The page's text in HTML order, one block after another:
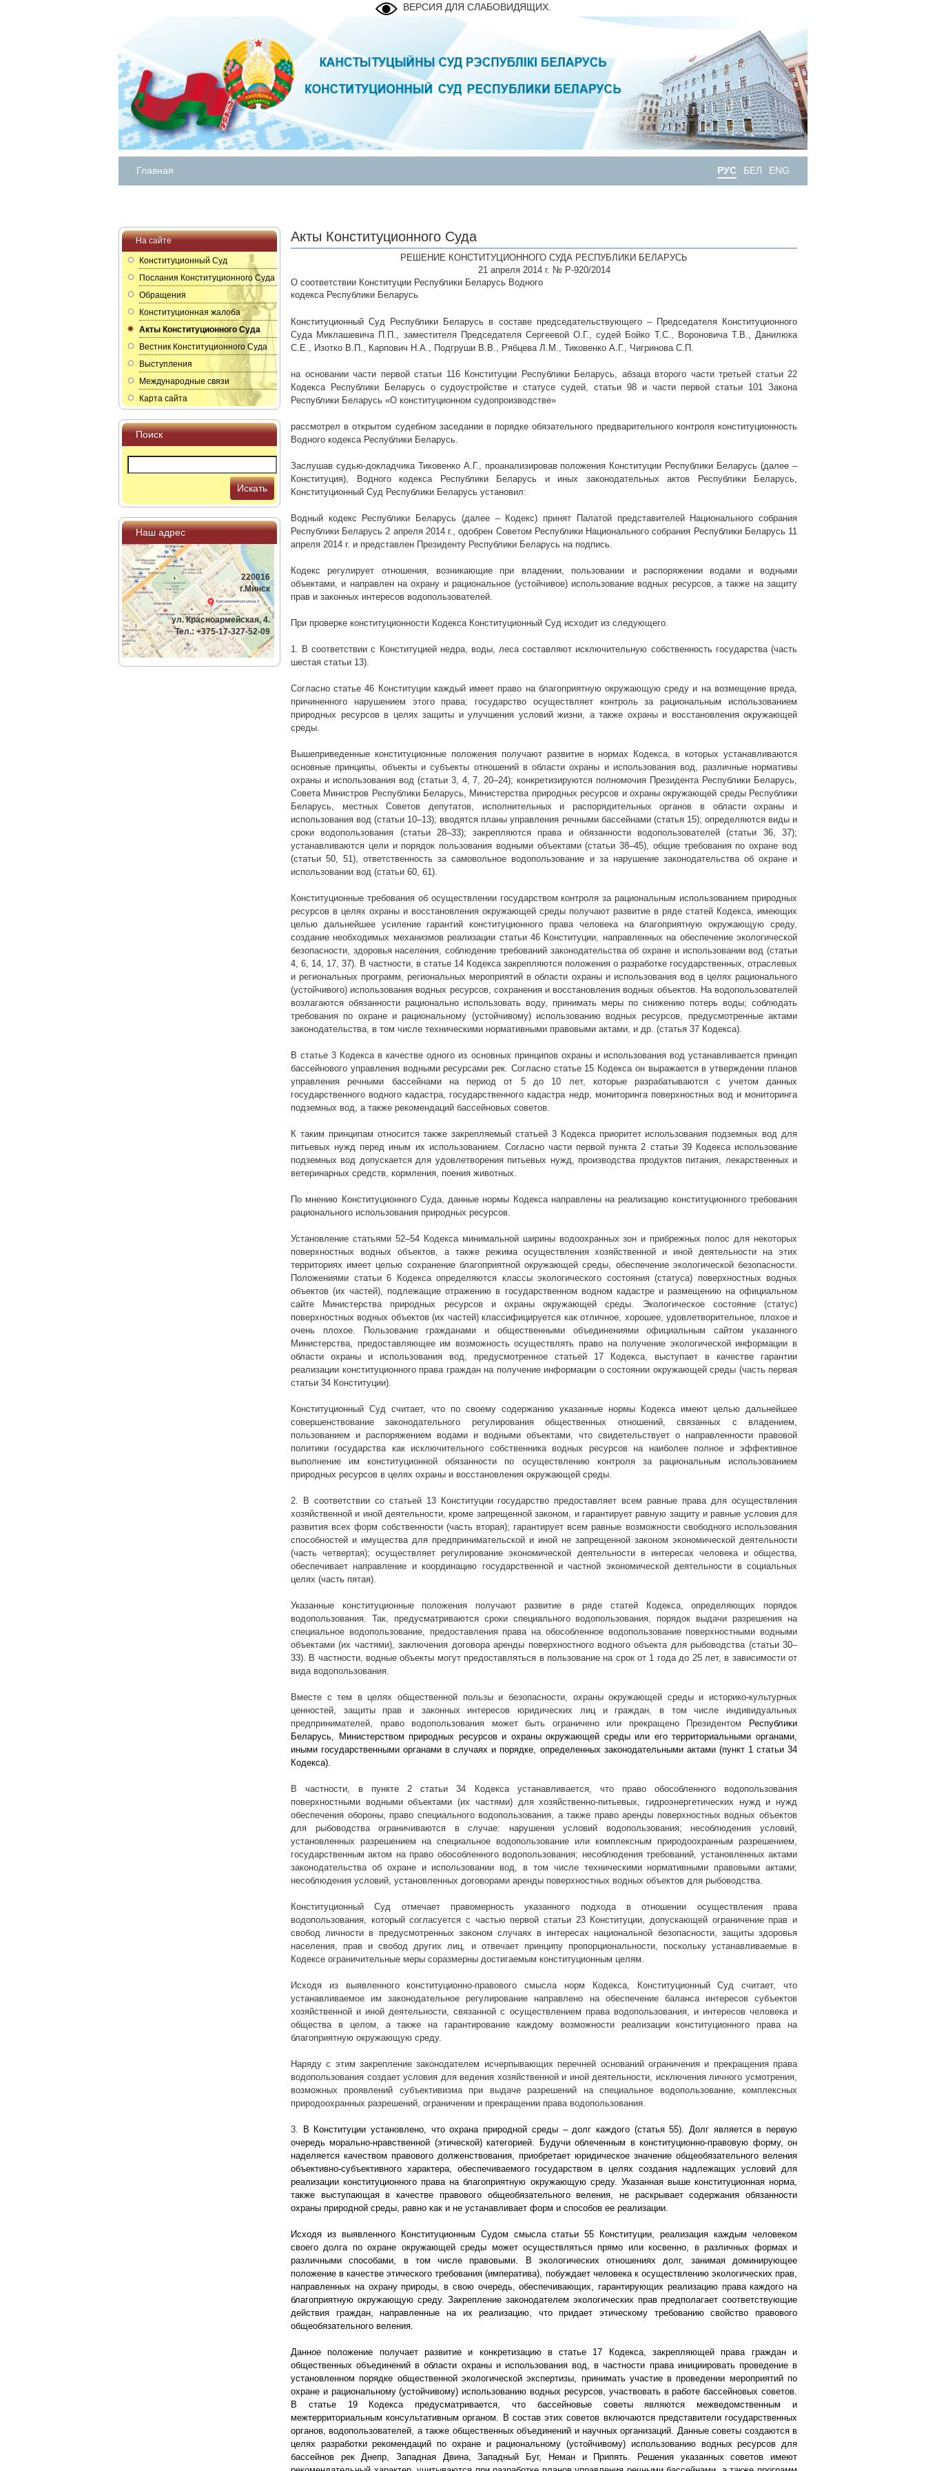
ВЕРСИЯ ДЛЯ СЛАБОВИДЯЩИХ.
Главная РУС БЕЛ ENG
На сайте
Конституционный Суд
Послания Конституционного Суда
Обращения
Конституционная жалоба
Акты Конституционного Суда
Вестник Конституционного Суда
Выступления
Международные связи
Карта сайта
Поиск
Искать
Наш адрес
220016
г.Минск
ул. Красноармейская, 4.
Тел.: +375-17-327-52-09
Акты Конституционного Суда
РЕШЕНИЕ КОНСТИТУЦИОННОГО СУДА РЕСПУБЛИКИ БЕЛАРУСЬ
21 апреля 2014 г. № Р-920/2014
О соответствии Конституции Республики Беларусь Водного
кодекса Республики Беларусь
Конституционный Суд Республики Беларусь в составе председательствующего – Председателя Конституционного
Суда Миклашевича П.П., заместителя Председателя Сергеевой О.Г., судей Бойко Т.С., Вороновича Т.В., Данилюка
С.Е., Изотко В.П., Карпович Н.А., Подгруши В.В., Рябцева Л.М., Тиковенко А.Г., Чигринова С.П.
на основании части первой статьи 116 Конституции Республики Беларусь, абзаца второго части третьей статьи 22
Кодекса Республики Беларусь о судоустройстве и статусе судей, статьи 98 и части первой статьи 101 Закона
Республики Беларусь «О конституционном судопроизводстве»
рассмотрел в открытом судебном заседании в порядке обязательного предварительного контроля конституционность
Водного кодекса Республики Беларусь.
Заслушав судью-докладчика Тиковенко А.Г., проанализировав положения Конституции Республики Беларусь (далее –
Конституция), Водного кодекса Республики Беларусь и иных законодательных актов Республики Беларусь,
Конституционный Суд Республики Беларусь установил:
Водный кодекс Республики Беларусь (далее – Кодекс) принят Палатой представителей Национального собрания
Республики Беларусь 2 апреля 2014 г., одобрен Советом Республики Национального собрания Республики Беларусь 11
апреля 2014 г. и представлен Президенту Республики Беларусь на подпись.
Кодекс регулирует отношения, возникающие при владении, пользовании и распоряжении водами и водными
объектами, и направлен на охрану и рациональное (устойчивое) использование водных ресурсов, а также на защиту
прав и законных интересов водопользователей.
При проверке конституционности Кодекса Конституционный Суд исходит из следующего.
1. В соответствии с Конституцией недра, воды, леса составляют исключительную собственность государства (часть
шестая статьи 13).
Согласно статье 46 Конституции каждый имеет право на благоприятную окружающую среду и на возмещение вреда,
причиненного нарушением этого права; государство осуществляет контроль за рациональным использованием
природных ресурсов в целях защиты и улучшения условий жизни, а также охраны и восстановления окружающей
среды.
Вышеприведенные конституционные положения получают развитие в нормах Кодекса, в которых устанавливаются
основные принципы, объекты и субъекты отношений в области охраны и использования вод, различные нормативы
охраны и использования вод (статьи 3, 4, 7, 20–24); конкретизируются полномочия Президента Республики Беларусь,
Совета Министров Республики Беларусь, Министерства природных ресурсов и охраны окружающей среды Республики
Беларусь, местных Советов депутатов, исполнительных и распорядительных органов в области охраны и
использования вод (статьи 10–13); вводятся планы управления речными бассейнами (статья 15); определяются виды и
сроки водопользования (статьи 28–33); закрепляются права и обязанности водопользователей (статьи 36, 37);
устанавливаются цели и порядок пользования водными объектами (статьи 38–45), общие требования по охране вод
(статьи 50, 51), ответственность за самовольное водопользование и за нарушение законодательства об охране и
использовании вод (статьи 60, 61).
Конституционные требования об осуществлении государством контроля за рациональным использованием природных
ресурсов в целях охраны и восстановления окружающей среды получают развитие в ряде статей Кодекса, имеющих
целью дальнейшее усиление гарантий конституционного права человека на благоприятную окружающую среду,
создание необходимых механизмов реализации статьи 46 Конституции, направленных на обеспечение экологической
безопасности, здоровья населения, соблюдение требований законодательства об охране и использовании вод (статьи
4, 6, 14, 17, 37). В частности, в статье 14 Кодекса закрепляются положения о разработке государственных, отраслевых
и региональных программ, региональных мероприятий в области охраны и использования вод в целях рационального
(устойчивого) использования водных ресурсов, сохранения и восстановления водных объектов. На водопользователей
возлагаются обязанности рационально использовать воду, принимать меры по снижению потерь воды; соблюдать
требования по охране и рациональному (устойчивому) использованию водных ресурсов, предусмотренные актами
законодательства, в том числе техническими нормативными правовыми актами, и др. (статья 37 Кодекса).
В статье 3 Кодекса в качестве одного из основных принципов охраны и использования вод устанавливается принцип
бассейнового управления водными ресурсами рек. Согласно статье 15 Кодекса он выражается в утверждении планов
управления речными бассейнами на период от 5 до 10 лет, которые разрабатываются с учетом данных
государственного водного кадастра, государственного кадастра недр, мониторинга поверхностных вод и мониторинга
подземных вод, а также рекомендаций бассейновых советов.
К таким принципам относится также закрепляемый статьей 3 Кодекса приоритет использования подземных вод для
питьевых нужд перед иным их использованием. Согласно части первой пункта 2 статьи 39 Кодекса использование
подземных вод допускается для удовлетворения питьевых нужд, производства продуктов питания, лекарственных и
ветеринарных средств, кормления, поения животных.
По мнению Конституционного Суда, данные нормы Кодекса направлены на реализацию конституционного требования
рационального использования природных ресурсов.
Установление статьями 52–54 Кодекса минимальной ширины водоохранных зон и прибрежных полос для некоторых
поверхностных водных объектов, а также режима осуществления хозяйственной и иной деятельности на этих
территориях имеет целью сохранение благоприятной окружающей среды, обеспечение экологической безопасности.
Положениями статьи 6 Кодекса определяются классы экологического состояния (статуса) поверхностных водных
объектов (их частей), подлежащие отражению в государственном водном кадастре и размещению на официальном
сайте Министерства природных ресурсов и охраны окружающей среды. Экологическое состояние (статус)
поверхностных водных объектов (их частей) классифицируется как отличное, хорошее, удовлетворительное, плохое и
очень плохое. Пользование гражданами и общественными объединениями официальным сайтом указанного
Министерства, предоставляющее им возможность осуществлять право на получение экологической информации в
области охраны и использования вод, предусмотренное статьей 17 Кодекса, выступает в качестве гарантии
реализации конституционного права граждан на получение информации о состоянии окружающей среды (часть первая
статьи 34 Конституции).
Конституционный Суд считает, что по своему содержанию указанные нормы Кодекса имеют целью дальнейшее
совершенствование законодательного регулирования общественных отношений, связанных с владением,
пользованием и распоряжением водами и водными объектами, что свидетельствует о направленности правовой
политики государства как исключительного собственника водных ресурсов на наиболее полное и эффективное
выполнение им конституционной обязанности по осуществлению контроля за рациональным использованием
природных ресурсов в целях охраны и восстановления окружающей среды.
2. В соответствии со статьей 13 Конституции государство предоставляет всем равные права для осуществления
хозяйственной и иной деятельности, кроме запрещенной законом, и гарантирует равную защиту и равные условия для
развития всех форм собственности (часть вторая); гарантирует всем равные возможности свободного использования
способностей и имущества для предпринимательской и иной не запрещенной законом экономической деятельности
(часть четвертая); осуществляет регулирование экономической деятельности в интересах человека и общества,
обеспечивает направление и координацию государственной и частной экономической деятельности в социальных
целях (часть пятая).
Указанные конституционные положения получают развитие в ряде статей Кодекса, определяющих порядок
водопользования. Так, предусматриваются сроки специального водопользования, порядок выдачи разрешения на
специальное водопользование, предоставления права на обособленное водопользование поверхностными водными
объектами (их частями), заключения договора аренды поверхностного водного объекта для рыбоводства (статьи 30–
33). В частности, водные объекты могут предоставляться в пользование на срок от 1 года до 25 лет, в зависимости от
вида водопользования.
Вместе с тем в целях общественной пользы и безопасности, охраны окружающей среды и историко-культурных
ценностей, защиты прав и законных интересов юридических лиц и граждан, в том числе индивидуальных
предпринимателей, право водопользования может быть ограничено или прекращено Президентом
Республики
Беларусь, Министерством природных ресурсов и охраны окружающей среды или его территориальными органами,
иными государственными органами в случаях и порядке, определенных законодательными актами (пункт 1 статьи 34
Кодекса).
В частности, в пункте 2 статьи 34 Кодекса устанавливается, что право обособленного водопользования
поверхностными водными объектами (их частями) для хозяйственно-питьевых, гидроэнергетических нужд и нужд
обеспечения обороны, право специального водопользования, а также право аренды поверхностных водных объектов
для рыбоводства ограничиваются в случае: нарушения условий водопользования; несоблюдения условий,
установленных разрешением на специальное водопользование или комплексным природоохранным разрешением,
государственным актом на право обособленного водопользования; несоблюдения требований, установленных актами
законодательства об охране и использовании вод, в том числе техническими нормативными правовыми актами;
несоблюдения условий, установленных договорами аренды поверхностных водных объектов для рыбоводства.
Конституционный Суд отмечает правомерность указанного подхода в отношении осуществления права
водопользования, который согласуется с частью первой статьи 23 Конституции, допускающей ограничение прав и
свобод личности в предусмотренных законом случаях в интересах национальной безопасности, защиты здоровья
населения, прав и свобод других лиц, и отвечает принципу пропорциональности, поскольку устанавливаемые в
Кодексе ограничительные меры соразмерны достигаемым конституционным целям.
Исходя из выявленного конституционно-правового смысла норм Кодекса, Конституционный Суд считает, что
устанавливаемое им законодательное регулирование направлено на обеспечение баланса интересов субъектов
хозяйственной и иной деятельности, связанной с осуществлением права водопользования, и интересов человека и
общества в целом, а также на гарантирование каждому возможности реализации конституционного права на
благоприятную окружающую среду.
Наряду с этим закрепление законодателем исчерпывающих перечней оснований ограничения и прекращения права
водопользования создает условия для ведения хозяйственной и иной деятельности, исключения личного усмотрения,
возможных проявлений субъективизма при выдаче разрешений на специальное водопользование, комплексных
природоохранных разрешений, ограничении и прекращении права водопользования.
3.
В Конституции установлено, что охрана природной среды – долг каждого (статья 55). Долг является в первую
очередь морально-нравственной (этической) категорией. Будучи облеченным в конституционно-правовую форму, он
наделяется качеством правового долженствования, приобретает юридическое значение общеобязательного веления
объективно-субъективного характера, обеспечиваемого государством в целях создания надлежащих условий для
реализации конституционного права на благоприятную окружающую среду. Указанная выше конституционная норма,
также выступающая в качестве правового общеобязательного веления, не раскрывает содержания обязанности
охраны природной среды, равно как и не устанавливает форм и способов ее реализации.
Исходя из выявленного Конституционным Судом смысла статьи 55 Конституции, реализация каждым человеком
своего долга по охране окружающей среды может осуществляться прямо или косвенно, в различных формах и
различными способами, в том числе правовыми. В экологических отношениях долг, занимая доминирующее
положение в качестве этического требования (императива), побуждает человека к осуществлению экологических прав,
направленных на охрану природы, в свою очередь, обеспечивающих, гарантирующих реализацию права каждого на
благоприятную окружающую среду. Закрепление законодателем экологических прав предполагает соответствующие
действия граждан, направленные на их реализацию, что придает этическому требованию свойство правового
общеобязательного веления.
Данное положение получает развитие и конкретизацию в статье 17 Кодекса, закрепляющей права граждан и
общественных объединений в области охраны и использования вод, в частности права инициировать проведение в
установленном порядке общественной экологической экспертизы, принимать участие в проведении мероприятий по
охране и рациональному (устойчивому) использованию водных ресурсов, участвовать в работе бассейновых советов.
В статье 19 Кодекса предусматривается, что бассейновые советы являются межведомственным и
межтерриториальным консультативным органом. В состав этих советов включаются представители государственных
органов, водопользователей, а также общественных объединений и научных организаций. Данные советы создаются в
целях разработки рекомендаций по охране и рациональному (устойчивому) использованию водных ресурсов для
бассейнов рек Днепр, Западная Двина, Западный Буг, Неман и Припять. Решения указанных советов имеют